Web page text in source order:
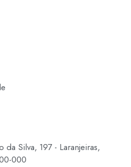
da Silva, 197 - Laranjeiras,
000